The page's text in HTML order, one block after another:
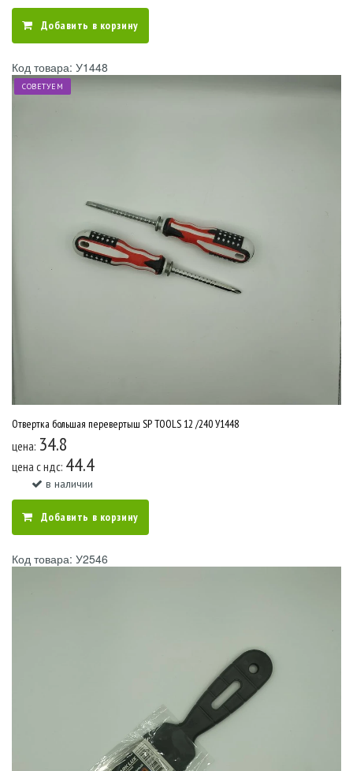
Добавить в корзину
Код товара: У1448
СОВЕТУЕМ
Отвертка большая перевертыш SP TOOLS 12 /240 У1448
цена: 34.8
цена c ндс: 44.4
в наличии
Добавить в корзину
Код товара: У2546